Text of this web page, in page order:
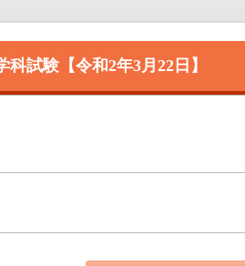
試験【令和2年3月22日】